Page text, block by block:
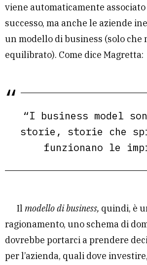
viene automaticamente
successo, ma anche le aziende
un modello di business (solo che
equilibrato). Come dice Magretta:
“I business model
storie, storie che
funzionano le
Il modello di business, quindi, è
ragionamento, uno schema di
dovrebbe portarci a prendere
per l’azienda, quali dove